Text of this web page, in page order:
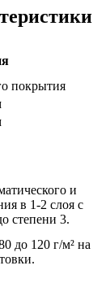
покрытия
и
в 1-2 слоя с
степени 3.
до 120 г/м² на